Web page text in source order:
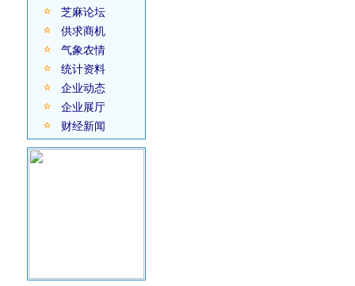
芝麻论坛
供求商机
气象农情
统计资料
企业动态
企业展厅
财经新闻